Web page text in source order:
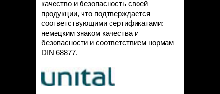
качество и безопасность своей
продукции, что подтверждается
соответствующими сертификатами:
немецким знаком качества и
безопасности и соответствием нормам
DIN 68877.